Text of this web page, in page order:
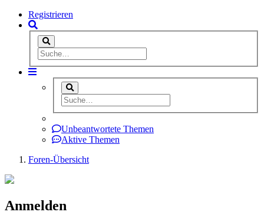
Registrieren
Unbeantwortete Themen
Aktive Themen
Foren-Übersicht
Anmelden